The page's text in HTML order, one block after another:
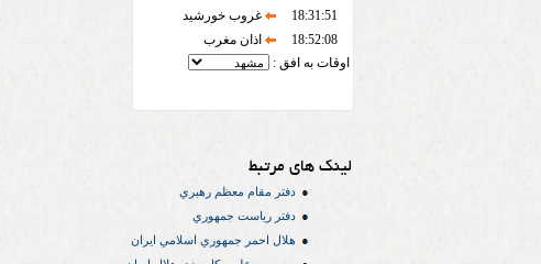
18:31:51
غروب خورشید
18:52:08
اذان مغرب
اوقات به افق :
لینک های مرتبط
دفتر مقام معظم رهبري
دفتر رياست جمهوري
هلال احمر جمهوري اسلامي ايران